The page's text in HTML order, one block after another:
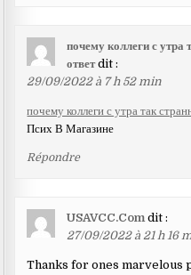
почему коллеги с утра
ответ dit :
29/09/2022 à 7 h 52 min
почему коллеги с утра так
Псих В Магазине
Répondre
USAVCC.Com dit :
27/09/2022 à 21 h 16
Thanks for ones marvelous